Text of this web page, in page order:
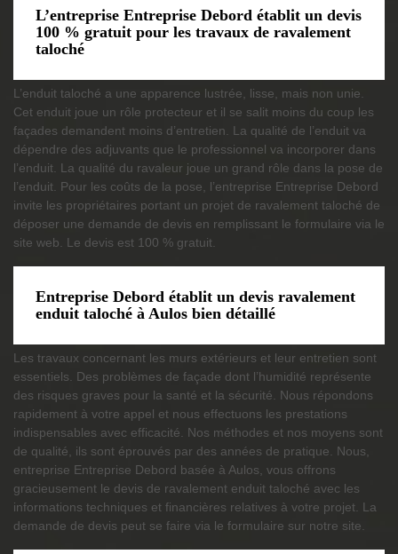
L’entreprise Entreprise Debord établit un devis
100 % gratuit pour les travaux de ravalement
taloché
L’enduit taloché a une apparence lustrée, lisse, mais non unie.
Cet enduit joue un rôle protecteur et il se salit moins du coup les
façades demandent moins d’entretien. La qualité de l’enduit va
dépendre des adjuvants que le professionnel va incorporer dans
l’enduit. La qualité du ravaleur joue un grand rôle dans la pose de
l’enduit. Pour les coûts de la pose, l’entreprise Entreprise Debord
invite les propriétaires portant un projet de ravalement taloché de
déposer une demande de devis en remplissant le formulaire via le
site web. Le devis est 100 % gratuit.
Entreprise Debord établit un devis ravalement
enduit taloché à Aulos bien détaillé
Les travaux concernant les murs extérieurs et leur entretien sont
essentiels. Des problèmes de façade dont l’humidité représente
des risques graves pour la santé et la sécurité. Nous répondons
rapidement à votre appel et nous effectuons les prestations
indispensables avec efficacité. Nos méthodes et nos moyens sont
de qualité, ils sont éprouvés par des années de pratique. Nous,
entreprise Entreprise Debord basée à Aulos, vous offrons
gracieusement le devis de ravalement enduit taloché avec les
informations techniques et financières relatives à votre projet. La
demande de devis peut se faire via le formulaire sur notre site.